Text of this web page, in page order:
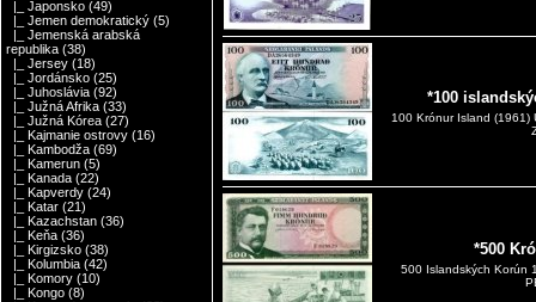
|_ Japonsko (49)
|_ Jemen demokratický (5)
|_ Jemenská arabská
republika (38)
|_ Jersey (18)
|_ Jordánsko (25)
|_ Juhoslávia (92)
|_ Južná Afrika (33)
|_ Južná Kórea (27)
|_ Kajmanie ostrovy (16)
|_ Kambodža (69)
|_ Kamerun (5)
|_ Kanada (22)
|_ Kapverdy (24)
|_ Katar (21)
|_ Kazachstan (36)
|_ Keňa (36)
|_ Kirgizsko (38)
|_ Kolumbia (42)
|_ Komory (10)
|_ Kongo (8)
*100
100 Krónur Island (1961)
*500
500 Islandských Korún